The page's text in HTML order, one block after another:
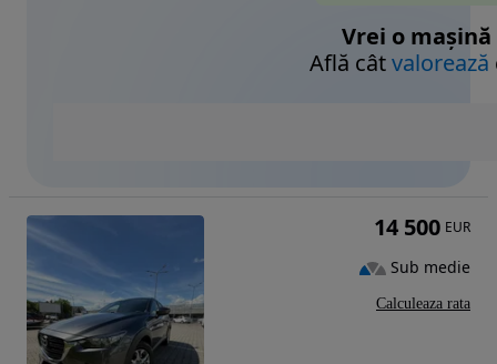
Vrei o mașină
Află câtvalorează
14 500 EUR
Sub medie
Calculeaza rata